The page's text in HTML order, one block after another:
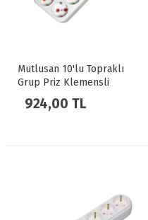
Mutlusan 10'lu Topraklı
Grup Priz Klemensli
Kablosuz
924,00 TL